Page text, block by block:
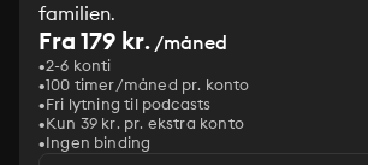
familien.
Fra 179 kr./måned
2-6 konti
100 timer/måned pr. konto
Fri lytning til podcasts
Kun 39 kr. pr. ekstra konto
Ingen binding